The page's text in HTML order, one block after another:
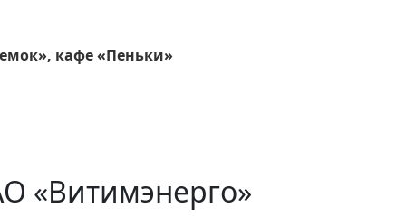
кафе «Пеньки»
«Витимэнерго»